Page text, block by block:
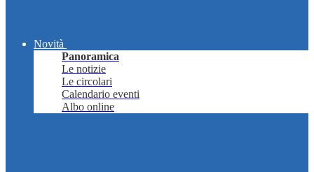
Novità
Panoramica
Le notizie
Le circolari
Calendario eventi
Albo online